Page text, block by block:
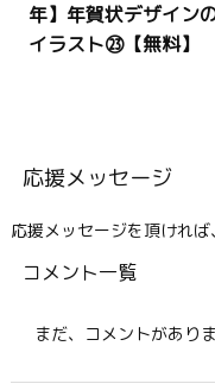
年】年賀状デザイン
イラスト㉓【無料】
応援メッセージ
応援メッセージを頂けれ
コメント一覧
まだ、コメントがあり